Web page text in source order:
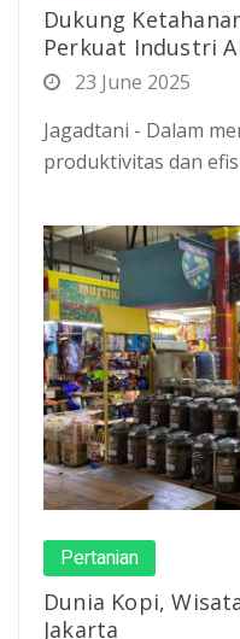
Dukung
Perkuat Industri
23 June 2025
Jagadtani - Dalam
produktivitas dan
Pertanian
Dunia Kopi,
Jakarta